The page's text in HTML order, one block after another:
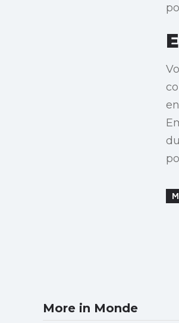
More in Monde